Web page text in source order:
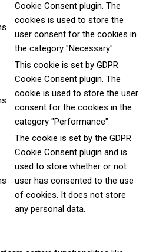
Cookie Consent plugin. The
cookies is used to store the
user consent for the cookies in
the category "Necessary".
This cookie is set by GDPR
Cookie Consent plugin. The
cookie is used to store the user
consent for the cookies in the
category "Performance".
The cookie is set by the GDPR
Cookie Consent plugin and is
used to store whether or not
user has consented to the use
of cookies. It does not store
any personal data.